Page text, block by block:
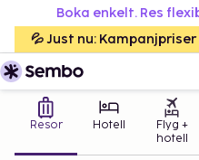
Boka enkelt. Res
💦 Just nu:
Resor Hotell
Flyg +
hotell